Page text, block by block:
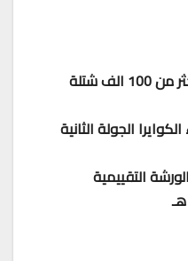
غابات شمال كردفان انتاج اكثر من 100 الف شتلة
الجولة الثانية
التقييمية